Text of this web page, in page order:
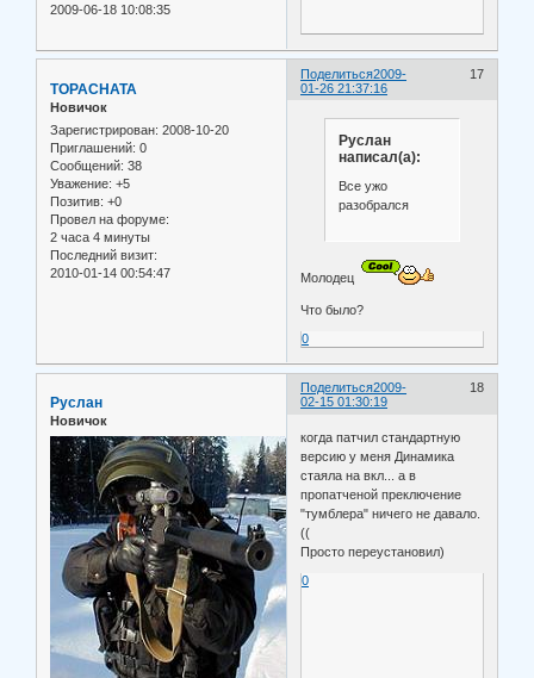
2009-06-18 10:08:35
Поделиться 17
2009-
01-26 21:37:16
TOPACHATA
Новичок
Зарегистрирован: 2008-10-20
Приглашений: 0
Сообщений: 38
Уважение: +5
Позитив: +0
Провел на форуме:
2 часа 4 минуты
Последний визит:
2010-01-14 00:54:47
Руслан
написал(а):
Все ужо
разобрался
Молодец
Что было?
0
Поделиться 18
2009-
02-15 01:30:19
Руслан
Новичок
когда патчил стандартную
версию у меня Динамика
стаяла на вкл... а в
пропатченой преключение
"тумблера" ничего не давало.
((
Просто переустановил)
0